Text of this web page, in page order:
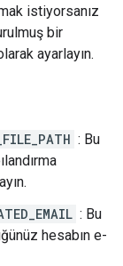
istiyorsanız
bir
ayarlayın.
: Bu
: Bu
hesabın e-